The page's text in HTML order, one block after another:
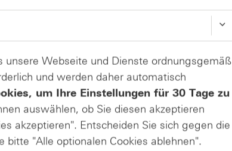
die Märkte zur Jahresmitte. Im
Preise, Routen und
was hat sich verändert? Dazu
Abgerundet mit dem
Webseite und Dienste ordnungsgemäß
und werden daher automatisch
um Ihre Einstellungen für 30 Tage zu
auswählen, ob Sie diesen akzeptieren
akzeptieren". Entscheiden Sie sich gegen die
bitte "Alle optionalen Cookies ablehnen".